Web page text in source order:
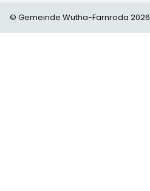
© Gemeinde Wutha-Farnroda 2026